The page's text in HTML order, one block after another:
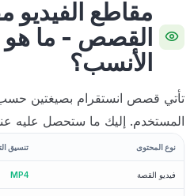
مقاطع الفيديو
القصص - ما هو
الأنسب؟
تأتي قصص انستقرام بصيغتين
المستخدم. إليك ما ستحصل عليه
نوع المحتوى تنسيق
فيديو القصة MP4